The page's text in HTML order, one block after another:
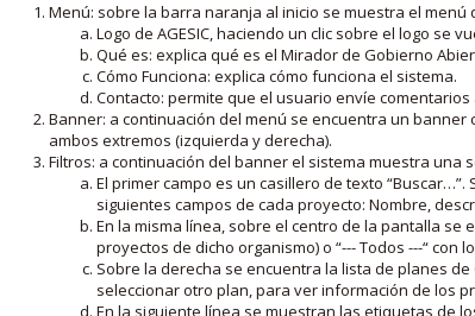
Menú: sobre la barra naranja al inicio se muestra el
Logo de AGESIC, haciendo un clic sobre el logo se
Qué es: explica qué es el Mirador de Gobierno
Cómo Funciona: explica cómo funciona el sistema.
Contacto: permite que el usuario envíe
Banner: a continuación del menú se encuentra un
ambos extremos (izquierda y derecha).
Filtros: a continuación del banner el sistema muestra
El primer campo es un casillero de texto
siguientes campos de cada proyecto: Nombre,
En la misma línea, sobre el centro de la pantalla
proyectos de dicho organismo) o “--- Todos ---“
Sobre la derecha se encuentra la lista de planes
seleccionar otro plan, para ver información de los